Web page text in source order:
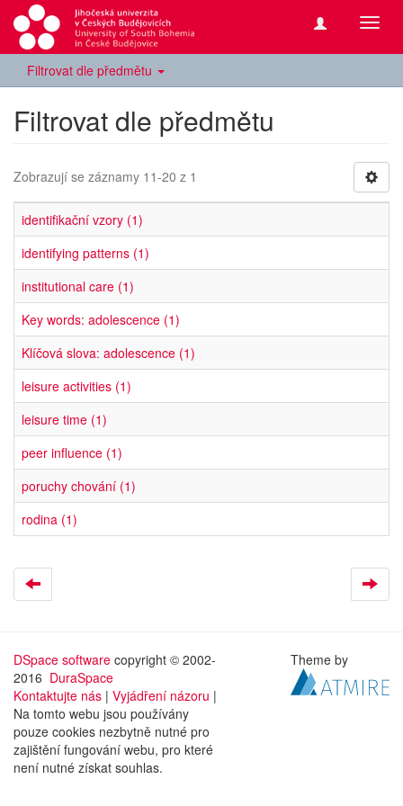
Filtrovat dle předmětu
Filtrovat dle předmětu
Zobrazují se záznamy 11-20 z 1
identifikační vzory (1)
identifying patterns (1)
institutional care (1)
Key words: adolescence (1)
Klíčová slova: adolescence (1)
leisure activities (1)
leisure time (1)
peer influence (1)
poruchy chování (1)
rodina (1)
DSpace software copyright © 2002-
2016 DuraSpace
Kontaktujte nás | Vyjádření názoru |
Na tomto webu jsou používány
pouze cookies nezbytně nutné pro
zajištění fungování webu, pro které
není nutné získat souhlas.
Theme by